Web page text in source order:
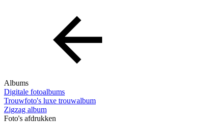
Albums
Digitale fotoalbums
Trouwfoto's luxe trouwalbum
Zigzag album
Foto's afdrukken